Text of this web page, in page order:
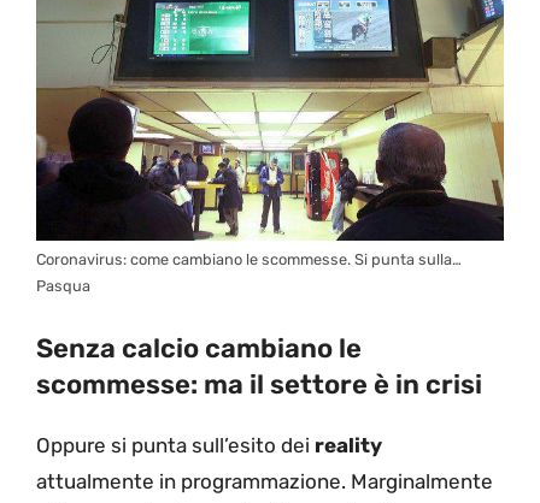
Coronavirus: come cambiano le scommesse. Si punta sulla…
Pasqua
Senza calcio cambiano le
scommesse: ma il settore è in crisi
Oppure si punta sull’esito dei reality
attualmente in programmazione. Marginalmente